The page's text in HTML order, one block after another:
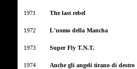
1971 The last rebel
1972 L'uomo della Mancha
1973 Super Fly T.N.T.
1974 Anche gli angeli tirano di destro